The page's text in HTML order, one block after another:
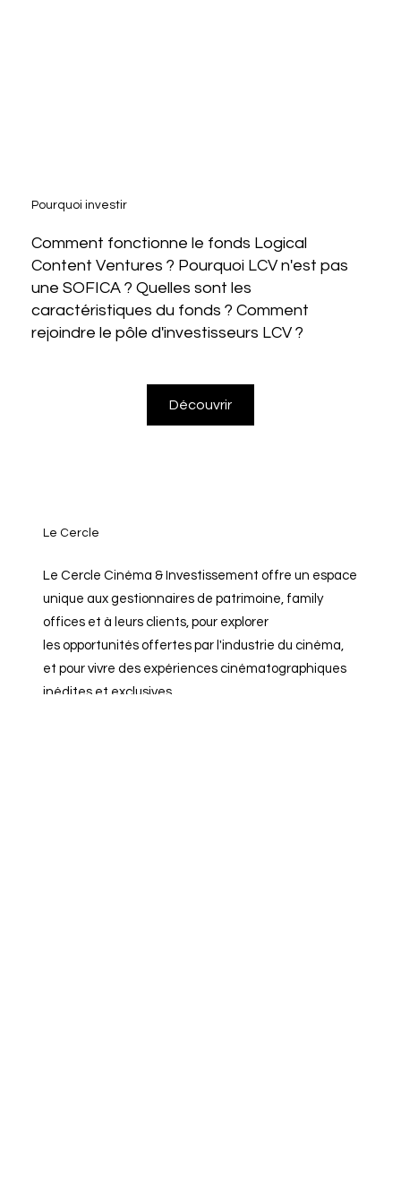
Le Cercle
Le Cercle Cinéma & Investissement offre un espace
unique aux gestionnaires de patrimoine, family
offices et à leurs clients, pour explorer
les opportunités offertes par l'industrie du cinéma,
et pour vivre des expériences cinématographiques
inédites et exclusives.
Pourquoi investir
Comment fonctionne le fonds Logical
Content Ventures ? Pourquoi LCV n'est pas
une SOFICA ? Quelles sont les
caractéristiques du fonds ? Comment
rejoindre le pôle d'investisseurs LCV ?
Découvrir